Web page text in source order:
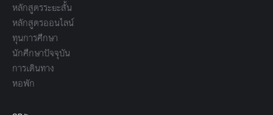
หลักสูตรระยะสั้น
หลักสูตรออนไลน์
ทุนการศึกษา
นักศึกษาปัจจุบัน
การเดินทาง
หอพัก